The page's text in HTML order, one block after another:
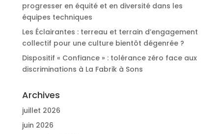
progresser en équité et en diversité dans les
équipes techniques
Les Éclairantes : terreau et terrain d’engagement
collectif pour une culture bientôt dégenrée ?
Dispositif « Confiance » : tolérance zéro face aux
discriminations à La Fabrik à Sons
Archives
juillet 2026
juin 2026